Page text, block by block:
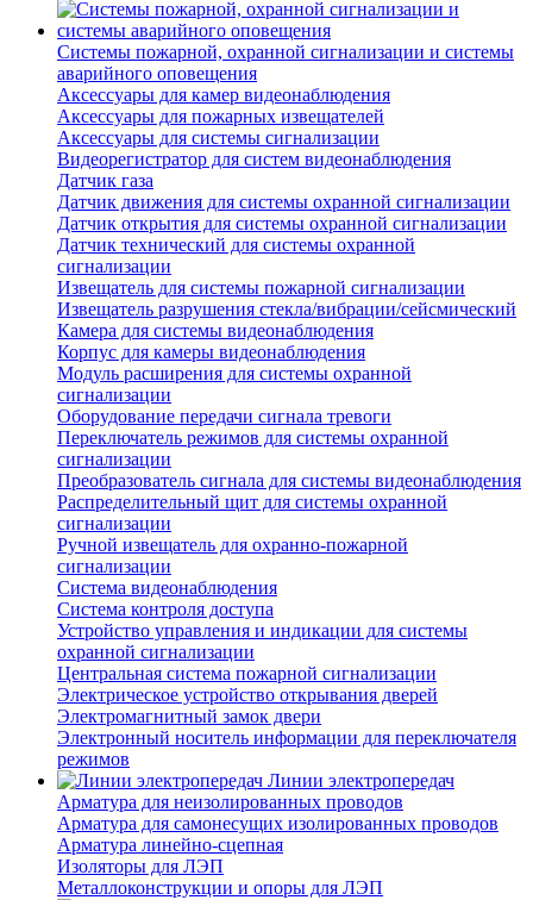
Системы пожарной, охранной сигнализации и системы
аварийного оповещения
Аксессуары для камер видеонаблюдения
Аксессуары для пожарных извещателей
Аксессуары для системы сигнализации
Видеорегистратор для систем видеонаблюдения
Датчик газа
Датчик движения для системы охранной сигнализации
Датчик открытия для системы охранной сигнализации
Датчик технический для системы охранной
сигнализации
Извещатель для системы пожарной сигнализации
Извещатель разрушения стекла/вибрации/сейсмический
Камера для системы видеонаблюдения
Корпус для камеры видеонаблюдения
Модуль расширения для системы охранной
сигнализации
Оборудование передачи сигнала тревоги
Переключатель режимов для системы охранной
сигнализации
Преобразователь сигнала для системы видеонаблюдения
Распределительный щит для системы охранной
сигнализации
Ручной извещатель для охранно-пожарной
сигнализации
Система видеонаблюдения
Система контроля доступа
Устройство управления и индикации для системы
охранной сигнализации
Центральная система пожарной сигнализации
Электрическое устройство открывания дверей
Электромагнитный замок двери
Электронный носитель информации для переключателя
режимов
Линии электропередач
Арматура для неизолированных проводов
Арматура для самонесущих изолированных проводов
Арматура линейно-сцепная
Изоляторы для ЛЭП
Металлоконструкции и опоры для ЛЭП